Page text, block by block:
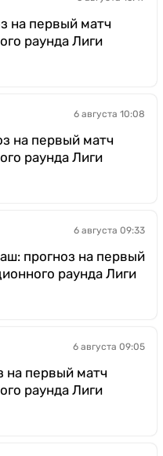
на первый матч
раунда Лиги
6 августа 10:08
на первый матч
раунда Лиги
6 августа 09:33
прогноз на первый
раунда Лиги
6 августа 09:05
на первый матч
раунда Лиги